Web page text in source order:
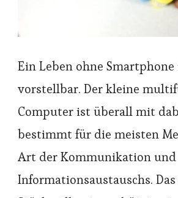
Ein Leben ohne
vorstellbar. Der kleine
Computer ist überall mit
bestimmt für die meisten
Art der Kommunikation und
Informationsaustauschs.